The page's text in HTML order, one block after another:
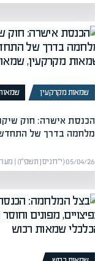
שמאות מקרקעין
הכנסת אישרה: חוק
מלחמה בדרך של
05/04/26 (י״ח ניסן תשפ״ו) | מערכת אפיק